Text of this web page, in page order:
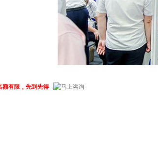
额有限，先到先得